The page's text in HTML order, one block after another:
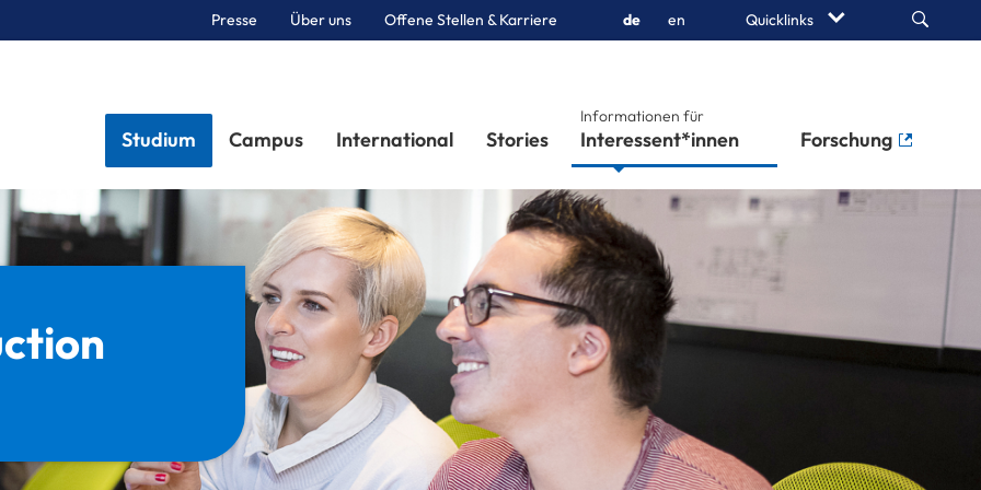
Presse Über uns Offene Stellen & Karriere de en Quicklinks Search
Studium Campus International Stories
Informationen für
Studierende Forschung